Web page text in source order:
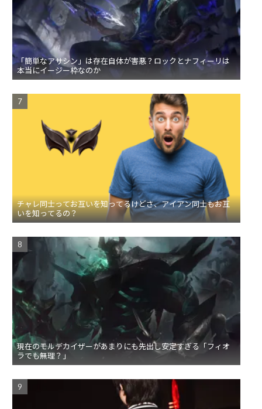
「簡単なアサシン」は存在自体が害悪？ロックとナフィーリは
本当にイージー枠なのか
チャレ同士ってお互いを知ってるけどさ、アイアン同士もお互
いを知ってるの？
現在のモルデカイザーがあまりにも先出し安定すぎる「フィオ
ラでも無理？」